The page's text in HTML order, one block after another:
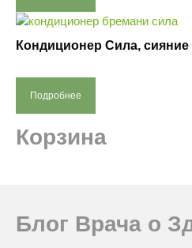
Кондиционер Сила, сияние
Подробнее
Корзина
Блог Врача о